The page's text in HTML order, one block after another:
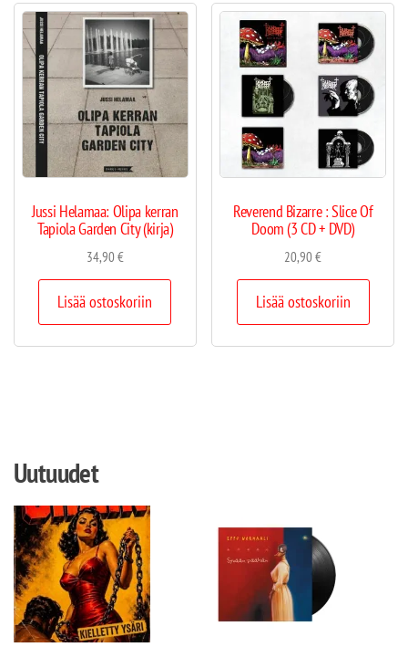
Jussi Helamaa: Olipa kerran
Tapiola Garden City (kirja)
34,90€
Lisää ostoskoriin
Reverend Bizarre : Slice Of
Doom (3 CD + DVD)
20,90€
Lisää ostoskoriin
Uutuudet